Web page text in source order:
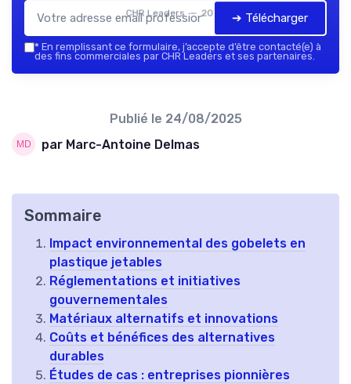
CHR Leaders — 2026 ➔ Télécharger
* En remplissant ce formulaire, j’accepte d’être contacté(e) à
des fins commerciales par CHR Leaders et ses partenaires.
Publié le 24/08/2025
par Marc-Antoine Delmas
Sommaire
Impact environnemental des gobelets en
plastique jetables
Réglementations et initiatives
gouvernementales
Matériaux alternatifs et innovations
Coûts et bénéfices des alternatives
durables
Études de cas : entreprises pionnières